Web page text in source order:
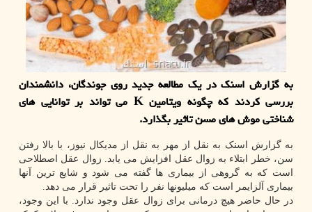
به گزارش اسنک در یک مطالعه جدید روی جوندگان، دانشمندان
بررسی کردند که چگونه ویتامین K می تواند بر توانایی های
شناختی موش های مسن تاثیر بگذارد.
به گزارش اسنک به نقل از مهر به نقل از مدیکال نیوز، با بالا رفتن
سن، خطر ابتلاء به زوال عقل افزایش می یابد. زوال عقل اصطلاحی
است که به گروهی از بیماری ها گفته می شود و شایع ترین آنها
بیماری آلزایمر است که میلیونها نفر را تحت تاثیر قرار می دهد.
در حال حاضر هیچ درمانی برای زوال عقل وجود ندارد. با این وجود،